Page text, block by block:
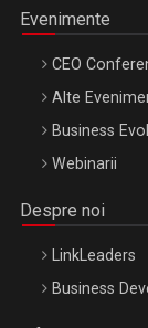
Evenimente
CEO
Alte
Business
Webinarii
Despre noi
LinkLeaders
Business